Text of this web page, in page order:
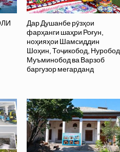
Дар Душанбе рӯзҳои
фарҳанги шаҳри Роғун,
ноҳияҳои Шамсиддин
Шоҳин, Тоҷикобод, Нуробод,
Муъминобод ва Варзоб
баргузор мегарданд